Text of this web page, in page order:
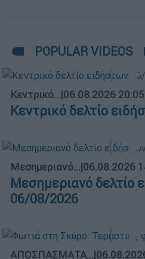
POPULAR VIDEOS
Κεντρικό...|06.08.2026 20:05
Κεντρικό δελτίο
Μεσημεριανό...|06.08.2026
Μεσημεριανό δελτίο
06/08/2026
ΑΠΟΣΠΑΣΜΑΤΑ...|